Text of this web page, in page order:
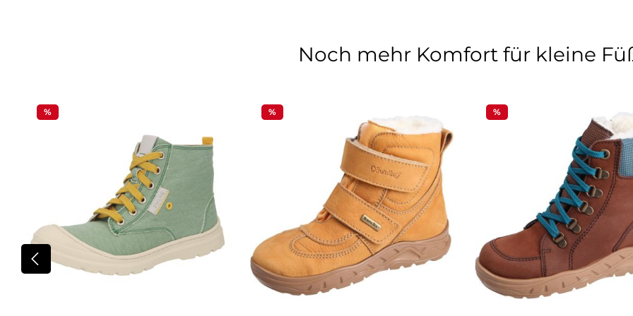
Noch mehr Komfort für kleine
% % %